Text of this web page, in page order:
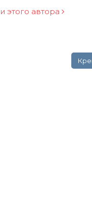
этого автора